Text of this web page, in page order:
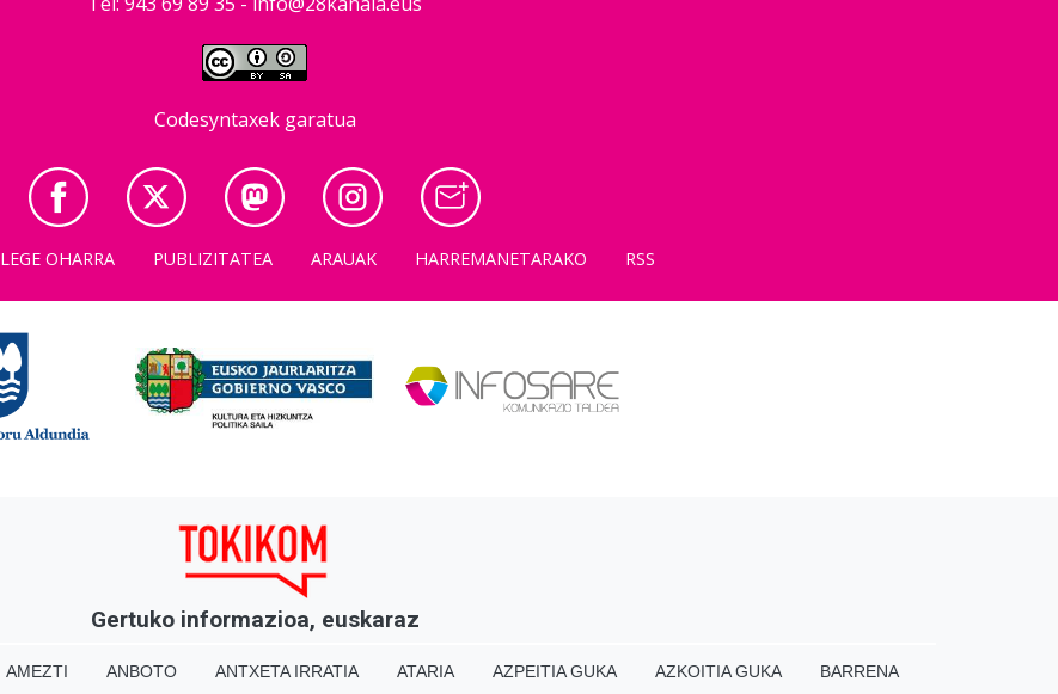
Codesyntaxek garatua
LEGE OHARRA PUBLIZITATEA ARAUAK HARREMANETARAKO RSS
Gertuko informazioa, euskaraz
AMEZTI ANBOTO ANTXETA IRRATIA ATARIA AZPEITIA GUKA AZKOITIA GUKA BARRENA